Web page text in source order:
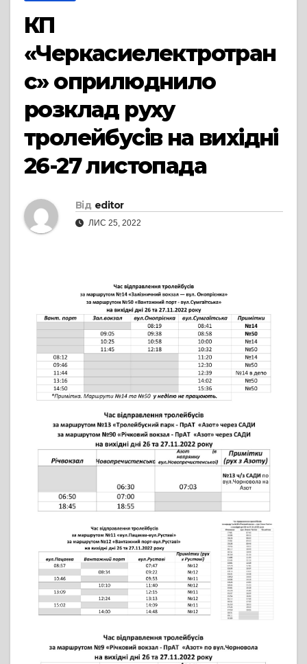
КП
«Черкасиелектротран
с» оприлюднило
розклад руху
тролейбусів на вихідні
26-27 листопада
Від editor
ЛИС 25, 2022